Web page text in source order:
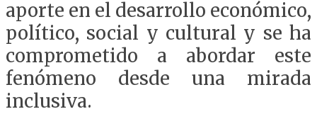
aporte en el desarrollo económico,
político, social y cultural y se ha
comprometido a abordar este
fenómeno desde una mirada
inclusiva.